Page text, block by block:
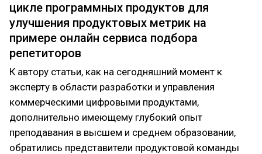
цикле программных продуктов для
улучшения продуктовых метрик на
примере онлайн сервиса подбора
репетиторов
К автору статьи, как на сегодняшний момент к
эксперту в области разработки и управления
коммерческими цифровыми продуктами,
дополнительно имеющему глубокий опыт
преподавания в высшем и среднем образовании,
обратились представители продуктовой команды